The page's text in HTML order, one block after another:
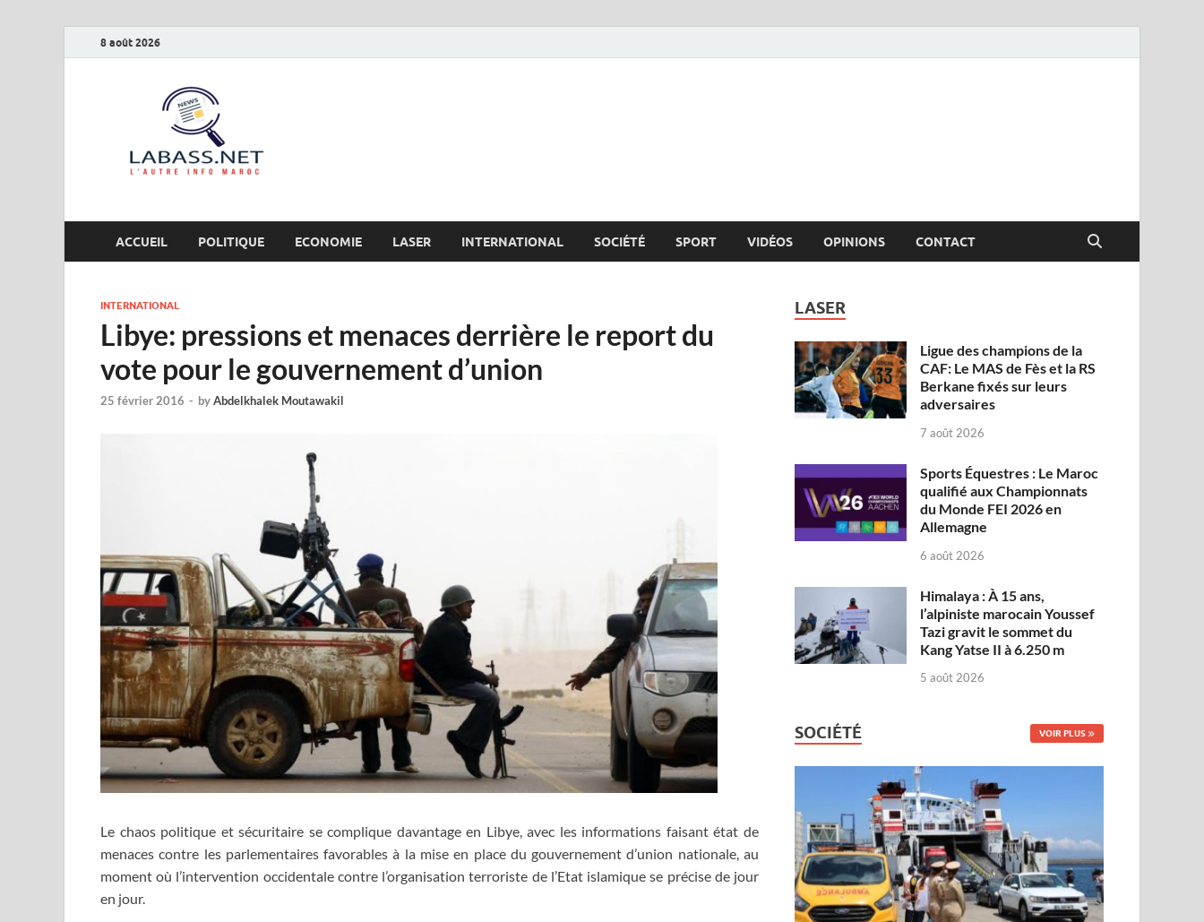
8 août 2026
ACCUEIL POLITIQUE ECONOMIE LASER INTERNATIONAL SOCIÉTÉ SPORT VIDÉOS OPINIONS CONTACT
INTERNATIONAL
Libye: pressions et menaces derrière le report du
vote pour le gouvernement d’union
25 février 2016 - byAbdelkhalek Moutawakil
Le chaos politique et sécuritaire se complique davantage en Libye, avec les informations faisant état de
menaces contre les parlementaires favorables à la mise en place du gouvernement d’union nationale, au
moment où l’intervention occidentale contre l’organisation terroriste de l’Etat islamique se précise de jour
en jour.
LASER
Ligue des champions de la
CAF: Le MAS de Fès et la RS
Berkane fixés sur leurs
adversaires
7 août 2026
Sports Équestres : Le Maroc
qualifié aux Championnats
du Monde FEI 2026 en
Allemagne
6 août 2026
Himalaya : À 15 ans,
l’alpiniste marocain Youssef
Tazi gravit le sommet du
Kang Yatse II à 6.250 m
5 août 2026
SOCIÉTÉ VOIR PLUS